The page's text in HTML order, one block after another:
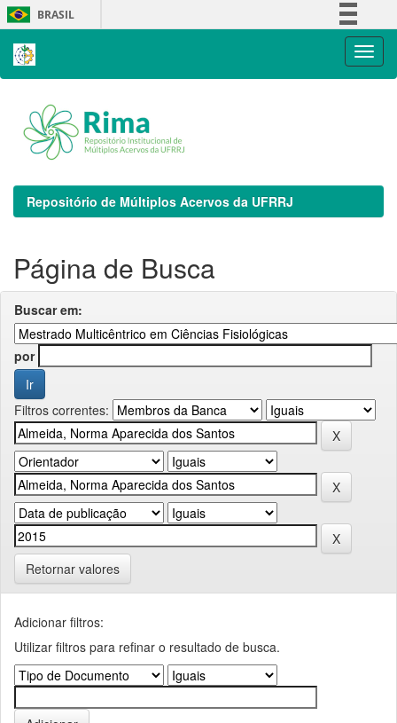
Skip
navigation
BRASIL
Repositório de Múltiplos Acervos da UFRRJ
Página de Busca
Buscar em:
por
Filtros correntes:
Retornar valores
Adicionar filtros:
Utilizar filtros para refinar o resultado de busca.